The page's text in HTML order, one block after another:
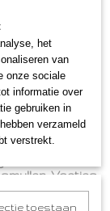
In dit
Voetjes
het
van
onze sociale
informatie over
gebruiken in
verzameld
verstrekt.
toestaan